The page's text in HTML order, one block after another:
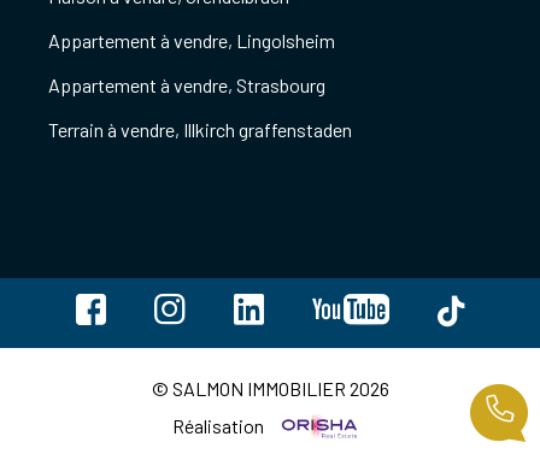
Appartement à vendre, Lingolsheim
Appartement à vendre, Strasbourg
Terrain à vendre, Illkirch graffenstaden
© SALMON IMMOBILIER 2026
Réalisation